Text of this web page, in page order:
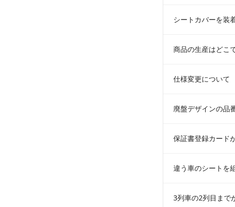
シートカバーを装
商品の生産はどこ
仕様変更について
廃盤デザインの品
保証書登録カード
違う車のシートを
3列車の2列目まで